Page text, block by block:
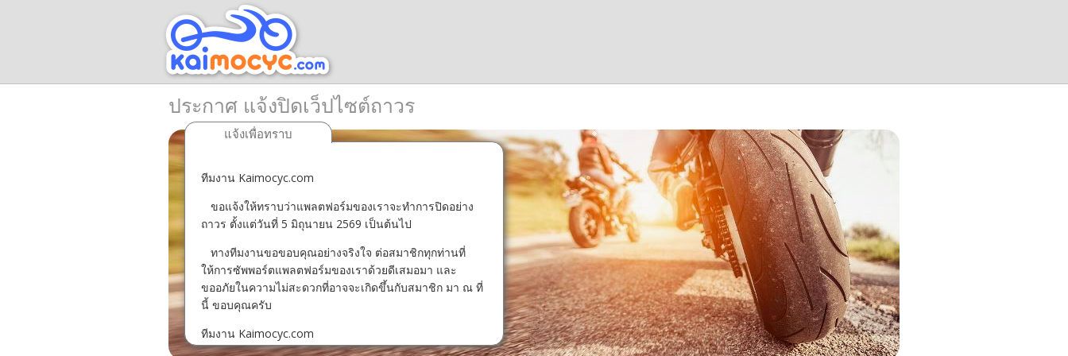
ประกาศ แจ้งปิดเว็ปไซต์ถาวร
ทีมงาน Kaimocyc.com
ขอแจ้งให้ทราบว่าแพลตฟอร์มของเราจะทำการปิดอย่าง
ถาวร ตั้งแต่วันที่ 5 มิถุนายน 2569 เป็นต้นไป
ทางทีมงานขอขอบคุณอย่างจริงใจ ต่อสมาชิกทุกท่านที่
ให้การซัพพอร์ตแพลตฟอร์มของเราด้วยดีเสมอมา และ
ขออภัยในความไม่สะดวกที่อาจจะเกิดขึ้นกับสมาชิก มา ณ ที่
นี้ ขอบคุณครับ
ทีมงาน Kaimocyc.com
แจ้งเพื่อทราบ